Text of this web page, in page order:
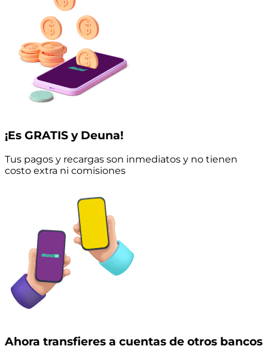
¡Es GRATIS y Deuna!
Tus pagos y recargas son inmediatos y no tienen
costo extra ni comisiones
Ahora transfieres a cuentas de otros bancos